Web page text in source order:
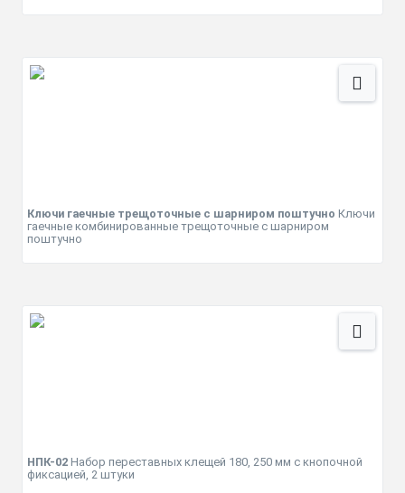
Ключи гаечные трещоточные с шарниром поштучно Ключи
гаечные комбинированные трещоточные с шарниром
поштучно
НПК-02Набор переставных клещей 180, 250 мм с кнопочной
фиксацией, 2 штуки